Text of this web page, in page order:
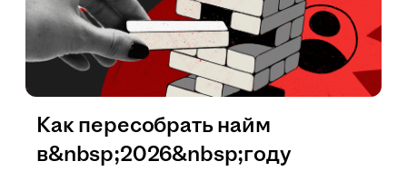
Как пересобрать найм
в&nbsp;2026&nbsp;году